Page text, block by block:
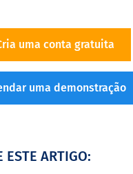
uma conta gratuita
uma demonstração
ESTE ARTIGO: